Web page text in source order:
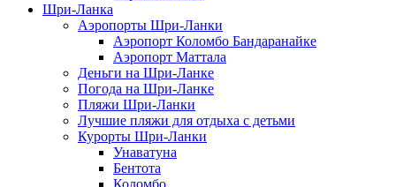
Шри-Ланка
Аэропорты Шри-Ланки
Аэропорт Коломбо Бандаранайке
Аэропорт Маттала
Деньги на Шри-Ланке
Погода на Шри-Ланке
Пляжи Шри-Ланки
Лучшие пляжи для отдыха с детьми
Курорты Шри-Ланки
Унаватуна
Бентота
Коломбо